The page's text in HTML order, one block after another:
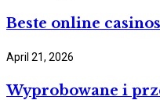
Beste online
April 21, 2026
Wyprobowane i